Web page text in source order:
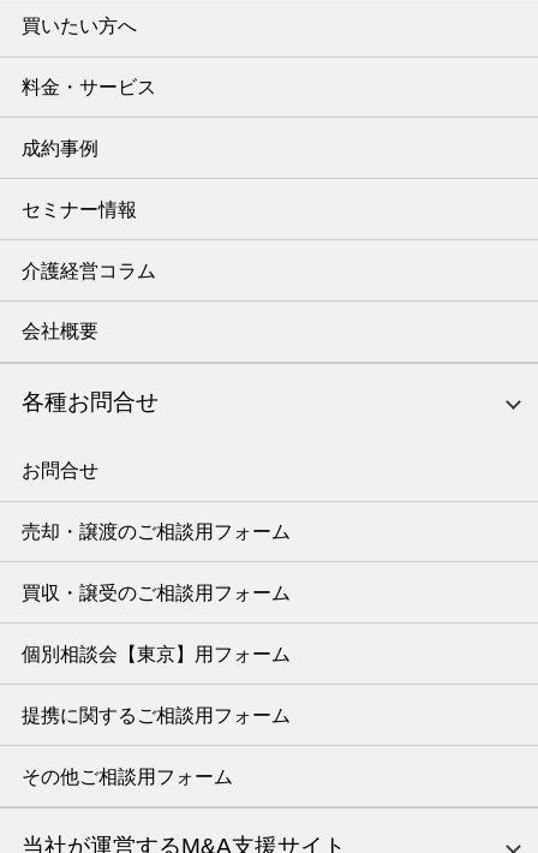
買いたい方へ
料金・サービス
成約事例
セミナー情報
介護経営コラム
会社概要
各種お問合せ
お問合せ
売却・譲渡のご相談用フォーム
買収・譲受のご相談用フォーム
個別相談会【東京】用フォーム
提携に関するご相談用フォーム
その他ご相談用フォーム
当社が運営するM&A支援サイト